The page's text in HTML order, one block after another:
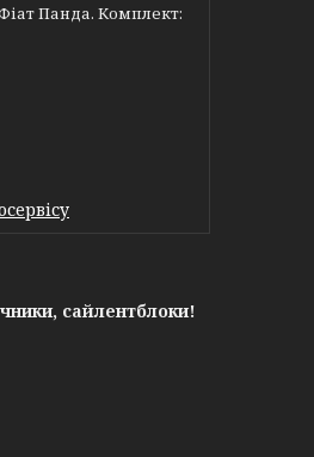
Панда. Комплект:
сайлентблоки!